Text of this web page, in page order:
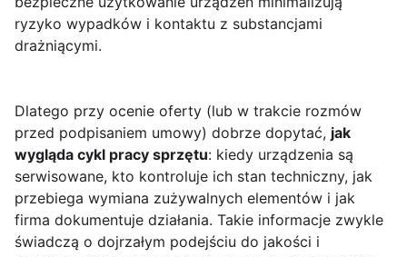
ryzyko wypadków i kontaktu z substancjami
drażniącymi.
Dlatego przy ocenie oferty (lub w trakcie rozmów
przed podpisaniem umowy) dobrze dopytać, jak
wygląda cykl pracy sprzętu: kiedy urządzenia są
serwisowane, kto kontroluje ich stan techniczny, jak
przebiega wymiana zużywalnych elementów i jak
firma dokumentuje działania. Takie informacje zwykle
świadczą o dojrzałym podejściu do jakości i